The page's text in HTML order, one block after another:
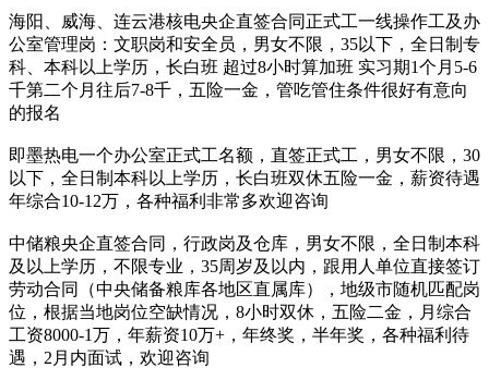
海阳、威海、连云港核电央企直签合同正式工一线操作工及办
公室管理岗：文职岗和安全员，男女不限，35以下，全日制专
科、本科以上学历，长白班 超过8小时算加班 实习期1个月5-6
千第二个月往后7-8千，五险一金，管吃管住条件很好有意向
的报名
即墨热电一个办公室正式工名额，直签正式工，男女不限，30
以下，全日制本科以上学历，长白班双休五险一金，薪资待遇
年综合10-12万，各种福利非常多欢迎咨询
中储粮央企直签合同，行政岗及仓库，男女不限，全日制本科
及以上学历，不限专业，35周岁及以内，跟用人单位直接签订
劳动合同（中央储备粮库各地区直属库），地级市随机匹配岗
位，根据当地岗位空缺情况，8小时双休，五险二金，月综合
工资8000-1万，年薪资10万+，年终奖，半年奖，各种福利待
遇，2月内面试，欢迎咨询